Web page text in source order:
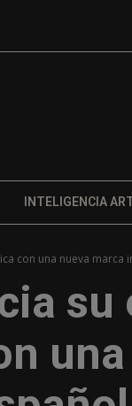
INTELIGENCIA
con una nueva marca
su